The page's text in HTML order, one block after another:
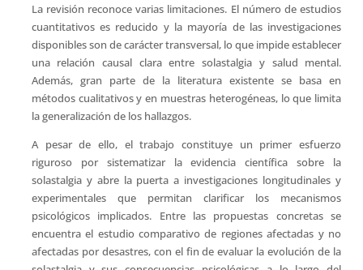
La revisión reconoce varias limitaciones. El número de estudios
cuantitativos es reducido y la mayoría de las investigaciones
disponibles son de carácter transversal, lo que impide establecer
una relación causal clara entre solastalgia y salud mental.
Además, gran parte de la literatura existente se basa en
métodos cualitativos y en muestras heterogéneas, lo que limita
la generalización de los hallazgos.
A pesar de ello, el trabajo constituye un primer esfuerzo
riguroso por sistematizar la evidencia científica sobre la
solastalgia y abre la puerta a investigaciones longitudinales y
experimentales que permitan clarificar los mecanismos
psicológicos implicados. Entre las propuestas concretas se
encuentra el estudio comparativo de regiones afectadas y no
afectadas por desastres, con el fin de evaluar la evolución de la